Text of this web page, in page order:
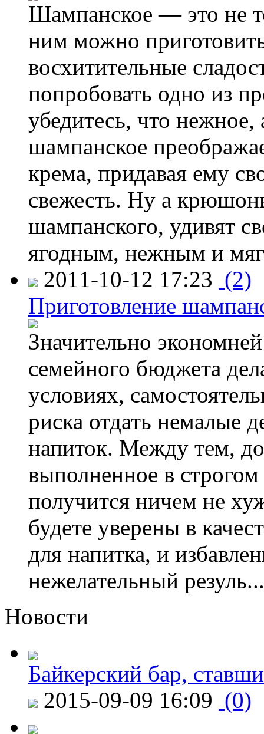
Шампанское — это не
ним можно
восхитительные
попробовать одно из
убедитесь, что
шампанское
крема, придавая ему
свежесть. Ну а
шампанского, удивят
ягодным, нежным и
2011-10-12 17:23 (2)
Приготовление
Значительно
семейного бюджета
условиях,
риска отдать немалые
напиток. Между тем,
выполненное в строгом
получится ничем не
будете уверены в
для напитка, и
нежелательный резуль...
Новости
Байкерский бар,
2015-09-09 16:09 (0)